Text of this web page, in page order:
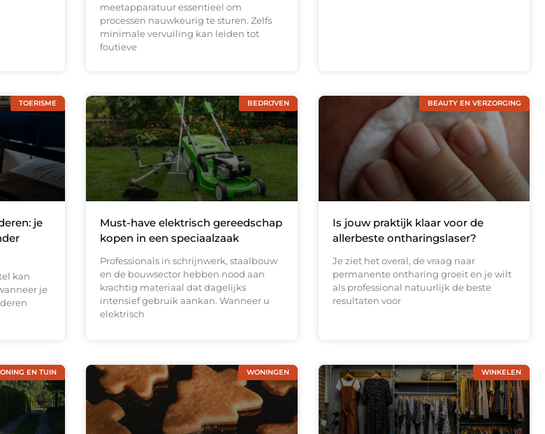
meetapparatuur essentieel om
processen nauwkeurig te sturen. Zelfs
minimale vervuiling kan leiden tot
foutieve
TOERISME
je
kan
je
BEDRIJVEN
Must-have elektrisch gereedschap
kopen in een speciaalzaak
Professionals in schrijnwerk, staalbouw
en de bouwsector hebben nood aan
krachtig materiaal dat dagelijks
intensief gebruik aankan. Wanneer u
elektrisch
BEAUTY EN VERZORGING
Is jouw praktijk klaar voor de
allerbeste ontharingslaser?
Je ziet het overal, de vraag naar
permanente ontharing groeit en je wilt
als professional natuurlijk de beste
resultaten voor
EN TUIN WONINGEN WINKELEN